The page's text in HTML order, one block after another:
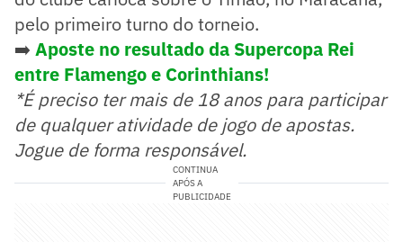
pelo primeiro turno do torneio.
➡️ Aposte no resultado da Supercopa Rei
entre Flamengo e Corinthians!
*É preciso ter mais de 18 anos para participar
de qualquer atividade de jogo de apostas.
Jogue de forma responsável.
CONTINUA
APÓS A
PUBLICIDADE